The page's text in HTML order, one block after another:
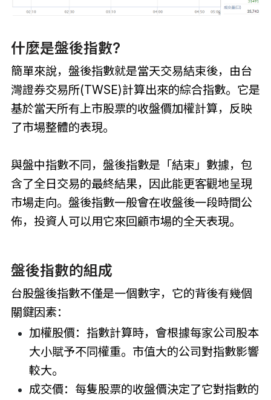
什麼是盤後指數?
簡單來說，盤後指數就是當天交易結束後，由台
灣證券交易所(TWSE)計算出來的綜合指數。它是
基於當天所有上市股票的收盤價加權計算，反映
了市場整體的表現。
與盤中指數不同，盤後指數是「結束」數據，包
含了全日交易的最終結果，因此能更客觀地呈現
市場走向。盤後指數一般會在收盤後一段時間公
佈，投資人可以用它來回顧市場的全天表現。
盤後指數的組成
台股盤後指數不僅是一個數字，它的背後有幾個
關鍵因素：
加權股價：指數計算時，會根據每家公司股本
大小賦予不同權重。市值大的公司對指數影響
較大。
成交價：每隻股票的收盤價決定了它對指數的